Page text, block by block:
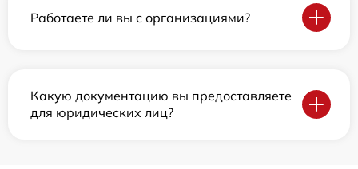
Работаете ли вы с организациями?
Какую документацию вы предоставляете
для юридических лиц?